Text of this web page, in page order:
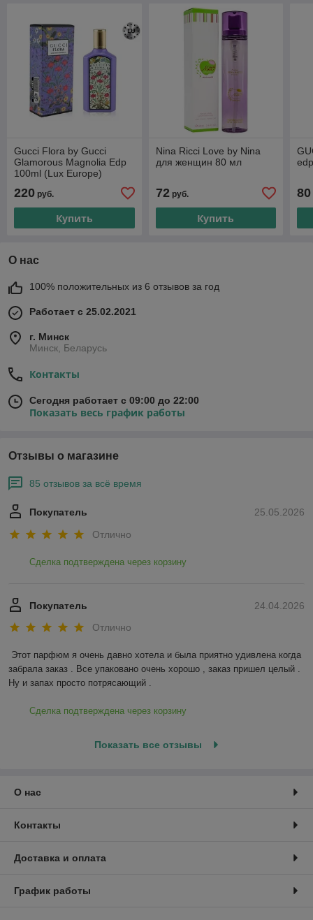
Gucci Flora by Gucci
Glamorous Magnolia Edp
100ml (Lux Europe)
220 руб.
Купить
Nina Ricci Love by Nina
для женщин 80 мл
72руб.
Купить
80
О нас
100% положительных из 6 отзывов за год
Работает с 25.02.2021
г. Минск
Минск, Беларусь
Контакты
Сегодня работает с 09:00 до 22:00
Показать весь график работы
Отзывы о магазине
85 отзывов за всё время
25.05.2026
Покупатель
Отлично
Сделка подтверждена через корзину
24.04.2026
Покупатель
Отлично
Этот парфюм я очень давно хотела и была приятно удивлена когда
забрала заказ . Все упаковано очень хорошо , заказ пришел целый .
Ну и запах просто потрясающий .
Сделка подтверждена через корзину
Показать все отзывы
О нас
Контакты
Доставка и оплата
График работы